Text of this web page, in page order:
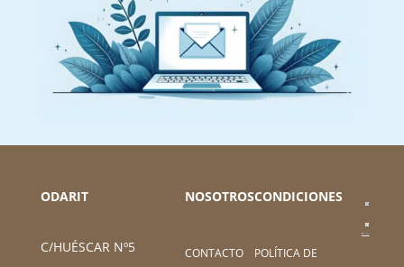
ODARIT
C/HUÉSCAR Nº5
NOSOTROS
CONTACTO
CONDICIONES
POLÍTICA DE